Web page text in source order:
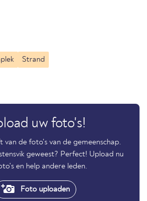
Strand
uw foto's!
van de foto's van de gemeenschap.
geweest? Perfect! Upload nu
en help andere leden.
Foto uploaden